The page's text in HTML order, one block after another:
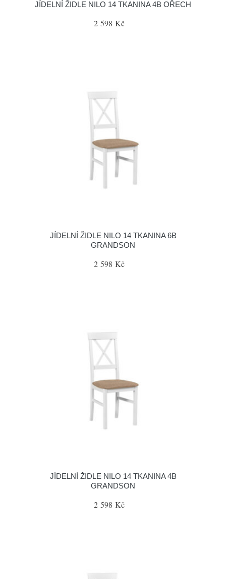
JÍDELNÍ ŽIDLE NILO 14 TKANINA 4B OŘECH
2 598 Kč
JÍDELNÍ ŽIDLE NILO 14 TKANINA 6B
GRANDSON
2 598 Kč
JÍDELNÍ ŽIDLE NILO 14 TKANINA 4B
GRANDSON
2 598 Kč